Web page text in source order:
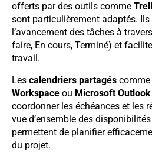
offerts par des outils comme
sont particulièrement adaptés.
l’avancement des tâches à
faire, En cours, Terminé) et
travail.
Les calendriers partagés comme
Workspace ou Microsoft Outlook
coordonner les échéances et les
vue d’ensemble des disponibilités
permettent de planifier
du projet.